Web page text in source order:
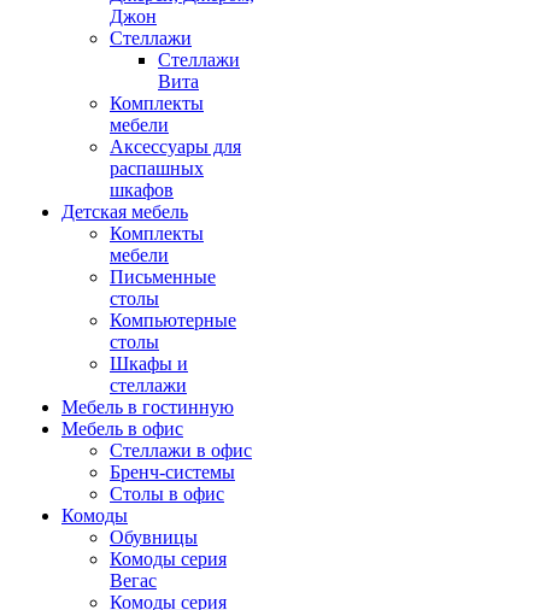
Джон
Стеллажи
Стеллажи
Вита
Комплекты
мебели
Аксессуары для
распашных
шкафов
Детская мебель
Комплекты
мебели
Письменные
столы
Компьютерные
столы
Шкафы и
стеллажи
Мебель в гостинную
Мебель в офис
Стеллажи в офис
Бренч-системы
Столы в офис
Комоды
Обувницы
Комоды серия
Вегас
Комоды серия